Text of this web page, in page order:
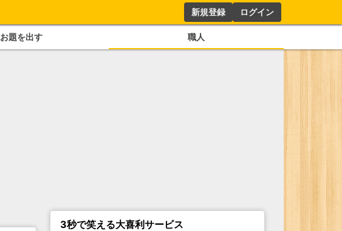
新規登録 ログイン
お題を出す 職人
3秒で笑える大喜利サービス